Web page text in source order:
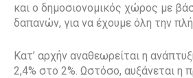
και ο δημοσιονομικός χώρος με
δαπανών, για να έχουμε όλη την
Κατ’ αρχήν αναθεωρείται η
2,4% στο 2%. Ωστόσο, αυξάνεται η